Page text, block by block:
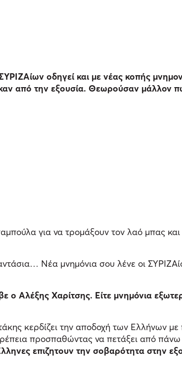
οδηγεί και με νέας κοπής
από την εξουσία. Θεωρούσαν μάλλον
για να τρομάξουν τον λαό μπας και
Νέα μνημόνια σου λένε οι
Αλέξης Χαρίτσης. Είτε μνημόνια
κερδίζει την αποδοχή των Ελλήνων
προσπαθώντας να πετάξει από
επιζητουν την σοβαρότητα στην